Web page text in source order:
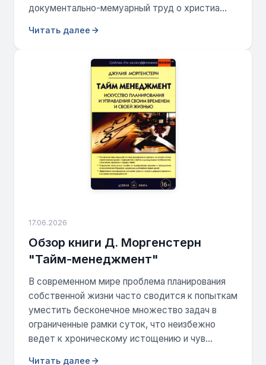
документально-мемуарный труд о христиа...
Читать далее
17.06.2026
Обзор книги Д. Моргенстерн
"Тайм-менеджмент"
В современном мире проблема планирования
собственной жизни часто сводится к попыткам
уместить бесконечное множество задач в
ограниченные рамки суток, что неизбежно
ведет к хроническому истощению и чув...
Читать далее